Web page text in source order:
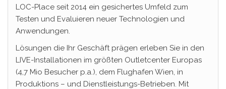
LOC-Place seit 2014 ein gesichertes Umfeld zum
Testen und Evaluieren neuer Technologien und
Anwendungen.
Lösungen die Ihr Geschäft prägen erleben Sie in den
LIVE-Installationen im größten Outletcenter Europas
(4,7 Mio Besucher p.a.), dem Flughafen Wien, in
Produktions – und Dienstleistungs-Betrieben. Mit